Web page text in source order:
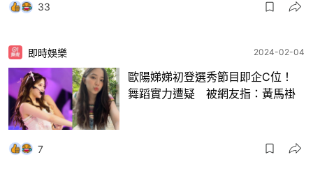
33
即時娛樂 2024-02-04
歐陽娣娣初登選秀節目即企C位！
舞蹈實力遭疑 被網友指：黃馬褂
7